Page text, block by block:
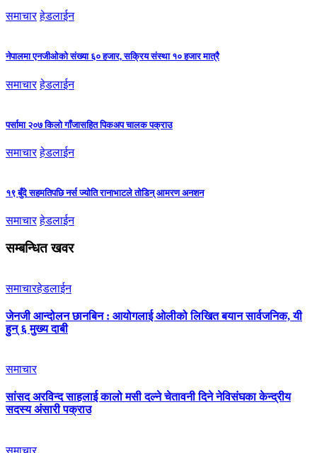
समाचार हेडलाईन
नेपालमा एनजीओको संख्या ६० हजार, सक्रिय संस्था १० हजार मात्रै
समाचार हेडलाईन
पर्सामा २०७ किलो गाँजासहित पिकअप चालक पक्राउ
समाचार हेडलाईन
१९ बुँदे सहमतिपछि नर्स ज्योति रानाभाटले तोडिन् आमरण अनशन
समाचार हेडलाईन
सम्बन्धित खवर
समाचारहेडलाईन
जेनजी आन्दोलन छानबिन : आयोगलाई ओलीको लिखित बयान सार्वजनिक, यी
हुन् ६ मुख्य दाबी
समाचार
सांसद अरविन्द साहलाई कालो मसी दल्ने चेतावनी दिने नेविसंघका केन्द्रीय
सदस्य अंसारी पक्राउ
समाचार